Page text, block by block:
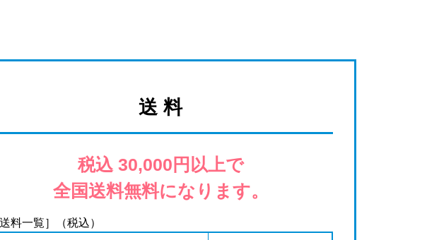
送 料
税込 30,000円以上で
全国送料無料になります。
送料一覧］（税込）